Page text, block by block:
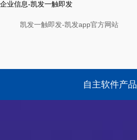
企业信息-凯发一触即发
凯发一触即发-凯发app官方网站
自主软件产品